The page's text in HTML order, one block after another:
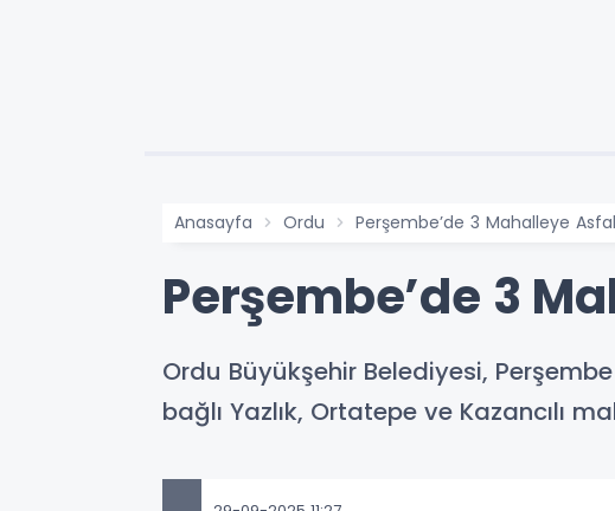
Anasayfa Ordu Perşembe’de 3 Mahalleye
Perşembe’de 3
Ordu Büyükşehir Belediyesi,
bağlı Yazlık, Ortatepe ve Kazancılı